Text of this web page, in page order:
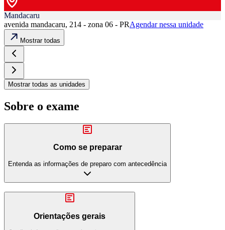
Mandacaru
avenida mandacaru, 214 - zona 06 - PRAgendar nessa unidade
Mostrar todas
Mostrar todas as unidades
Sobre o exame
Como se preparar
Entenda as informações de preparo com antecedência
Orientações gerais